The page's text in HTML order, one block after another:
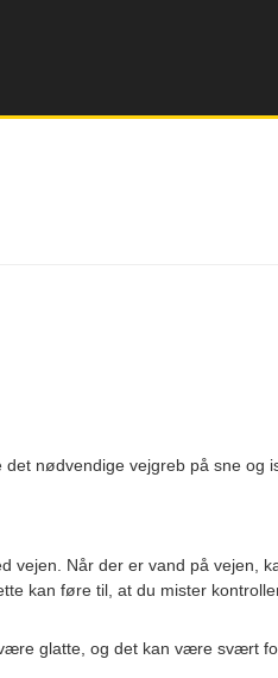
nødvendige vejgreb på sne og
Når der er vand på vejen,
kan føre til, at du mister
glatte, og det kan være svært